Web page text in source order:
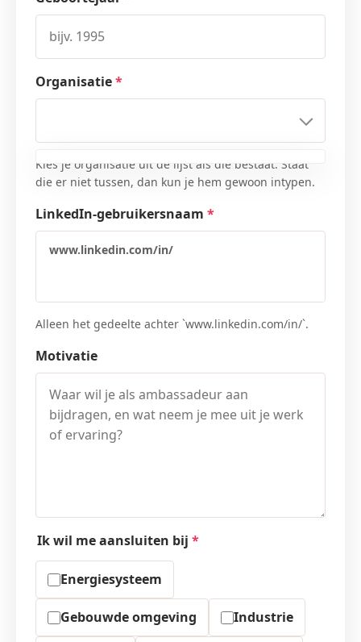
Organisatie*
Kies je organisatie uit de lijst als die bestaat. Staat
die er niet tussen, dan kun je hem gewoon intypen.
LinkedIn-gebruikersnaam *
www.linkedin.com/in/
Alleen het gedeelte achter `www.linkedin.com/in/`.
Motivatie
Ik wil me aansluiten bij *
Energiesysteem
Gebouwde omgeving Industrie